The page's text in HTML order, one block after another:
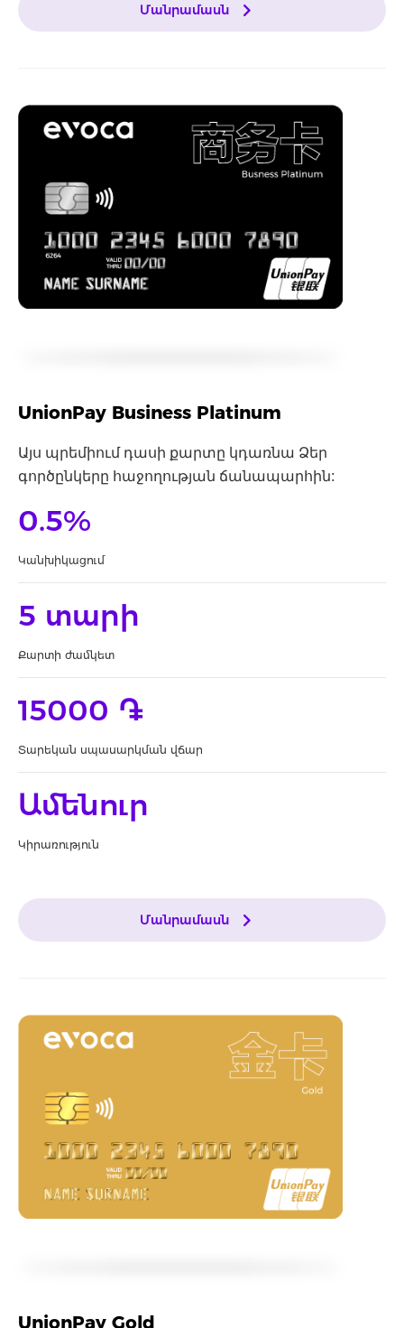
Մանրամասն
UnionPay Business Platinum
Այս պրեմիում դասի քարտը կդառնա Ձեր
գործընկերը հաջողության ճանապարհին:
0.5%
Կանխիկացում
5 տարի
Քարտի ժամկետ
15000 ֏
Տարեկան սպասարկման վճար
Ամենուր
Կիրառություն
Մանրամասն
UnionPay Gold